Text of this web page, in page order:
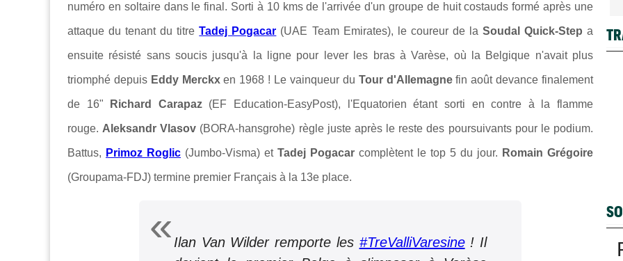
numéro en soltaire dans le final. Sorti à 10 kms de l'arrivéed'un groupe de huit costauds formé après une
attaque du tenant du titreTadej Pogacar (UAE Team Emirates), le coureur de la Soudal Quick-Step a
ensuite résisté sans soucis jusqu'à la ligne pour lever les bras à Varèse, où la Belgique n'avait plus
triomphé depuis Eddy Merckxen 1968 ! Le vainqueur du Tour d'Allemagnefin août devance finalement
de 16" Richard Carapaz(EF Education-EasyPost), l'Equatorien étant sorti en contre à la flamme
rouge. Aleksandr Vlasov (BORA-hansgrohe) règle juste après le reste des poursuivants pour le podium.
Battus, Primoz Roglic (Jumbo-Visma) et Tadej Pogacar complètent le top 5 du jour. Romain Grégoire
(Groupama-FDJ) termine premier Français à la 13e place.
Ilan Van Wilder remporte les #TreValliVaresine! Il